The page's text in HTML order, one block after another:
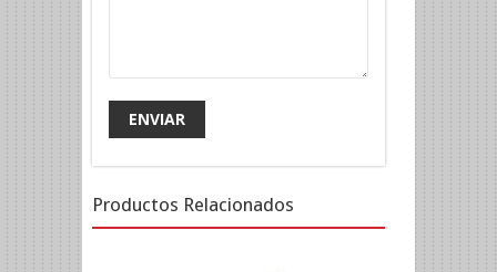
Productos Relacionados